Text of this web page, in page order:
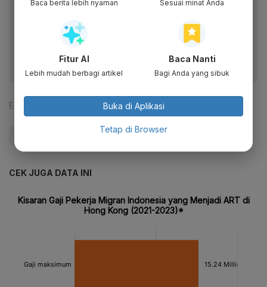
Baca artikel ini lewat aplikasi mobile.
Dapatkan pengalaman membaca lebih nyaman dan nikmati
fitur menarik lainnya lewat aplikasi mobile Katadata.
Editor: Maria Margaretha
CEK JUGA DATA INI
Baca berita lebih nyaman Sesuai minat Anda
Fitur AI
Lebih mudah berbagi artikel
Baca Nanti
Bagi Anda yang sibuk
Buka di Aplikasi
Tetap di Browser